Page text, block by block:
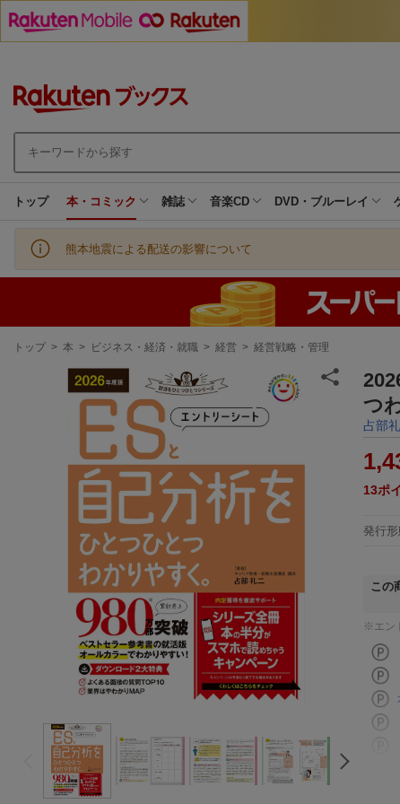
トップ 本・コミック 雑誌 音楽CD DVD・ブルーレイ
熊本地震による配送の影響について
現
トップ > 本 > ビジネス・経済・就職 > 経営 > 経営戦略・管理
つ
占部
13ポ
発行
この
※エン